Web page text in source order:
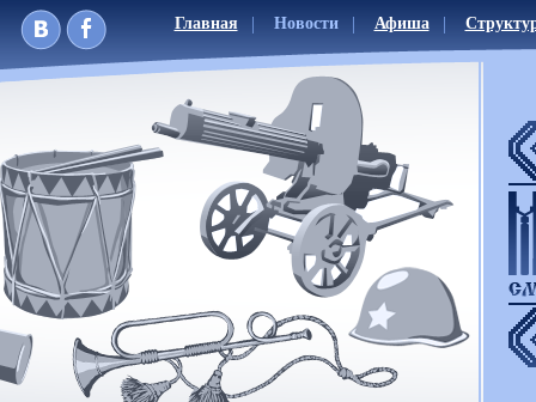
Главная Новости Афиша